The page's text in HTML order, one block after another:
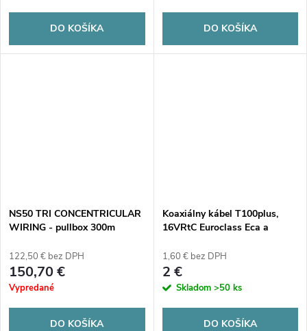
DO KOŠÍKA DO KOŠÍKA
NS50 TRI CONCENTRICULAR
WIRING - pullbox 300m
122,50 € bez DPH
150,70 €
Vypredané
DO KOŠÍKA
Koaxiálny kábel T100plus,
16VRtC Euroclass Eca a
(plastová rolka)
1,60 € bez DPH
2 €
Skladom >50 ks
DO KOŠÍKA